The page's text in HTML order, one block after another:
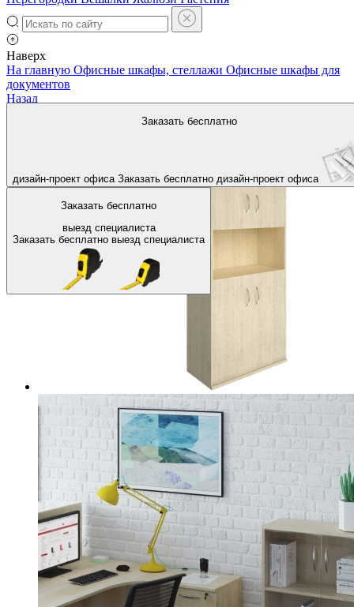
Наверх
Заказать бесплатно
дизайн-проект офиса Заказать бесплатно дизайн-проект офиса
Заказать бесплатно
выезд специалиста
Заказать бесплатно выезд специалиста
На главную Офисные шкафы, стеллажи Офисные шкафы для
документов
Назад